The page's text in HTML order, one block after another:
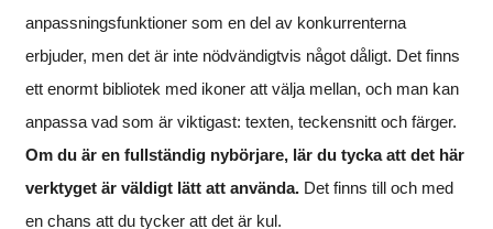
anpassningsfunktioner som en del av konkurrenterna
erbjuder, men det är inte nödvändigtvis något dåligt. Det finns
ett enormt bibliotek med ikoner att välja mellan, och man kan
anpassa vad som är viktigast: texten, teckensnitt och färger.
Om du är en fullständig nybörjare, lär du tycka att det här
verktyget är väldigt lätt att använda. Det finns till och med
en chans att du tycker att det är kul.